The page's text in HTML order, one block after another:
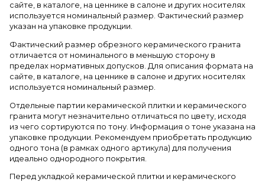
сайте, в каталоге, на ценнике в салоне и других носителях
используется номинальный размер. Фактический размер
указан на упаковке продукции.
Фактический размер обрезного керамического гранита
отличается от номинального в меньшую сторону в
пределах нормативных допусков. Для описания формата на
сайте, в каталоге, на ценнике в салоне и других носителях
используется номинальный размер.
Отдельные партии керамической плитки и керамического
гранита могут незначительно отличаться по цвету, исходя
из чего сортируются по тону. Информация о тоне указана на
упаковке продукции. Рекомендуем приобретать продукцию
одного тона (в рамках одного артикула) для получения
идеально однородного покрытия.
Перед укладкой керамической плитки и керамического